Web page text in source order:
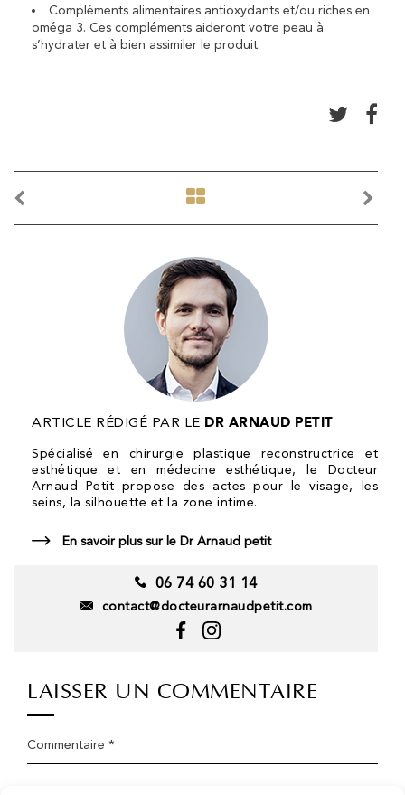
Compléments alimentaires antioxydants et/ou riches en
oméga 3. Ces compléments aideront votre peau à
s’hydrater et à bien assimiler le produit.
ARTICLE RÉDIGÉ PAR LE DR ARNAUD PETIT
Spécialisé en chirurgie plastique reconstructrice et
esthétique et en médecine esthétique, le Docteur
Arnaud Petit propose des actes pour le visage, les
seins, la silhouette et la zone intime.
En savoir plus sur le Dr Arnaud petit
06 74 60 31 14
contact@docteurarnaudpetit.com
LAISSER UN COMMENTAIRE
Commentaire *
COPYRIGHT 2019 DR ARNAUD PETIT
75017 Paris
de 9h à 19h
Horaires du cabinet :
Lundi, jeudi et vendredi : 10h–19h
Mardi : 14h–19h
Samedi et dimanche : fermé
Dr Arnaud Petit
Chirurgie esthétique